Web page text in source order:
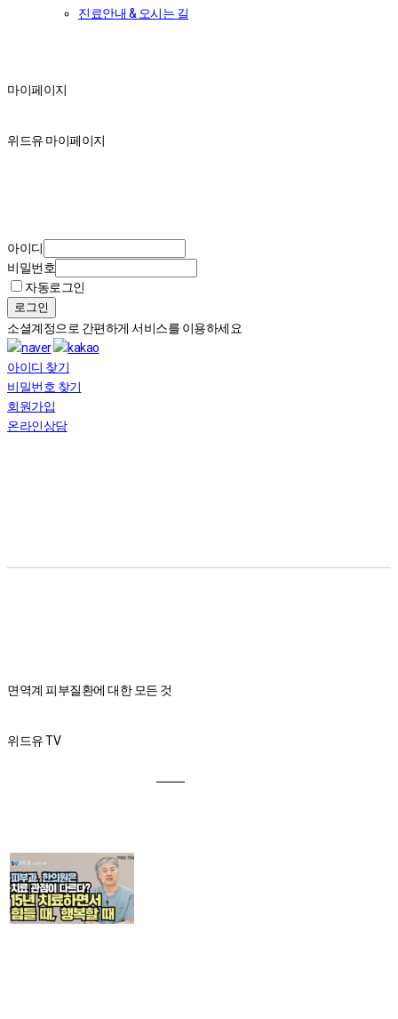
진료안내 & 오시는 길
마이페이지
위드유 마이페이지
아이디
비밀번호
자동로그인
로그인
소셜계정으로 간편하게 서비스를 이용하세요
아이디 찾기
비밀번호 찾기
회원가입
온라인상담
면역계 피부질환에 대한 모든 것
위드유 TV